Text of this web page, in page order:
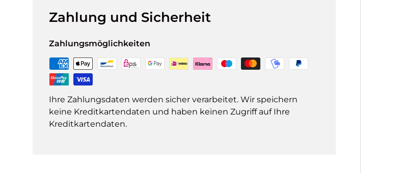
Zahlung und Sicherheit
Zahlungsmöglichkeiten
Ihre Zahlungsdaten werden sicher verarbeitet. Wir speichern
keine Kreditkartendaten und haben keinen Zugriff auf Ihre
Kreditkartendaten.